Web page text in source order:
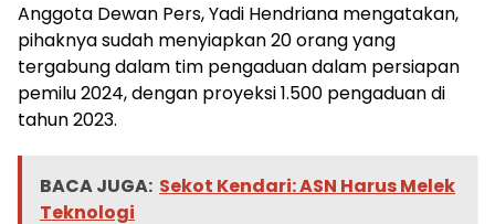
Anggota Dewan Pers, Yadi Hendriana mengatakan,
pihaknya sudah menyiapkan 20 orang yang
tergabung dalam tim pengaduan dalam persiapan
pemilu 2024, dengan proyeksi 1.500 pengaduan di
tahun 2023.
BACA JUGA: Sekot Kendari: ASN Harus Melek
Teknologi